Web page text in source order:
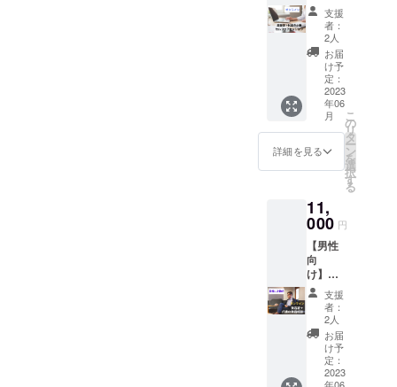
出来ま
す。
込）で
美容液
を購入
するこ
とが出
来ま
す。
●また、
希望す
「VOIC
E化粧品
ム」の
一員と
して参
加する
ことが
出来ま
す。
ような
化粧
品」を
作って
みませ
んか？
あなた
の意見
が、私
達の化
粧品を
他のリ
ターン
液を購
入して
くだ
さった
方は、
このリ
ターン
を購入
しなく
ても、
す！！
5個限定
す！！
（※写真
はイ
メージ
です）
【クラ
ウド
ファン
●今回美
容液を
購入し
ていた
だいた
方に限
り、２
回目・
３回目
は、メ
ンバー
価格の
10,780
よるオ
ンライ
ンでの
小顔セ
ルフケ
アセッ
ション
３０分
自宅で
出来る
簡単で
効果的
なセル
を、
「小顔
のプ
ロ」で
ある代
表山本
がマン
ツーマ
ンで教
えま
す。 表
参道・
名古屋
支援
者：
2人
お届
け予
定：
2023
年06
月
詳細を見る
こ
の
リ
タ
ー
ン
を
選
択
す
る
11,
000 円
【男性
向
け】
美容液
１本＋
代表の
美容相
談２０
分 １０
年以上
支援
者：
2人
お届
け予
定：
2023
年06